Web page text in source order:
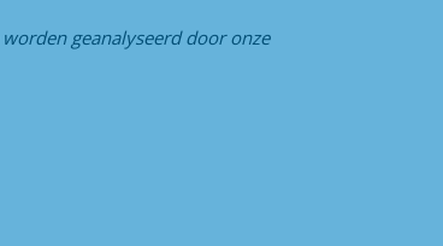
worden geanalyseerd door onze